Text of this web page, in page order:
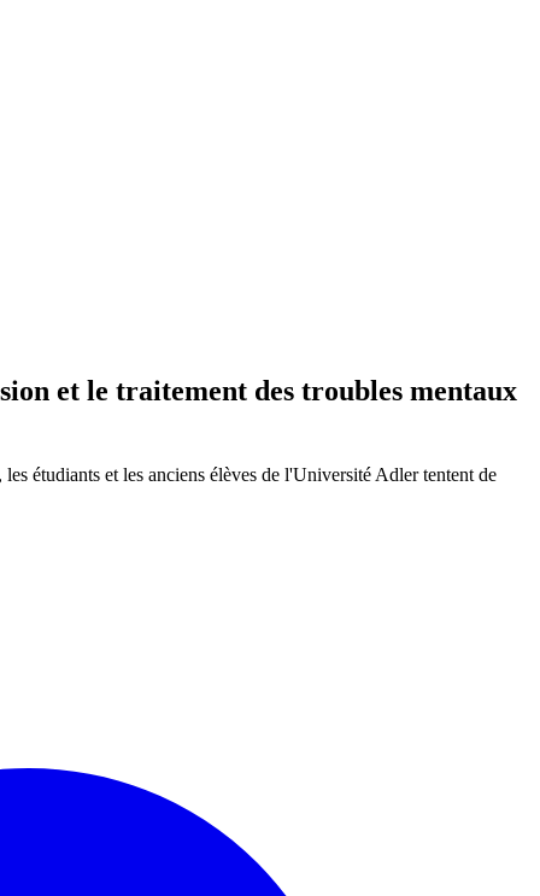
et le traitement des troubles mentaux
étudiants et les anciens élèves de l'Université Adler tentent de